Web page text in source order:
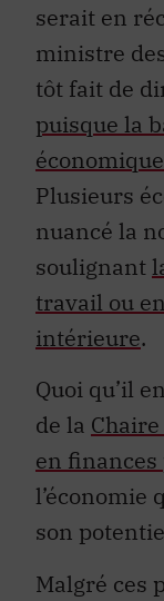
serait en
ministre
tôt fait de
puisque la
Plusieurs
nuancé la
soulignant
travail ou
intérieure.
Quoi qu’il
de la
en
l’économie
son
Malgré ces